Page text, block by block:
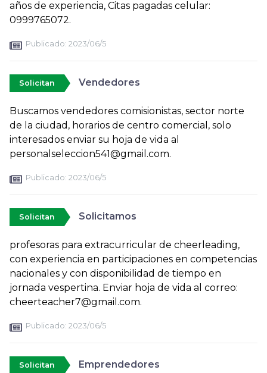
años de experiencia, Citas pagadas celular:
0999765072.
Publicado: 2023/06/5
Solicitan Vendedores
Buscamos vendedores comisionistas, sector norte
de la ciudad, horarios de centro comercial, solo
interesados enviar su hoja de vida al
personalseleccion541@gmail.com.
Publicado: 2023/06/5
Solicitan Solicitamos
profesoras para extracurricular de cheerleading,
con experiencia en participaciones en competencias
nacionales y con disponibilidad de tiempo en
jornada vespertina. Enviar hoja de vida al correo:
cheerteacher7@gmail.com.
Publicado: 2023/06/5
Solicitan Emprendedores